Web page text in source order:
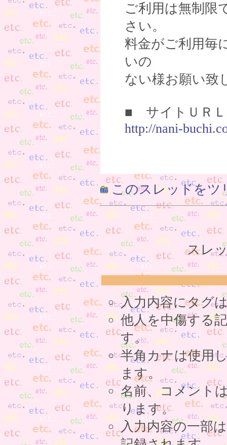
ご利用は無制限
さい。
料金がご利用毎
いの
ない様お願い致
■ サイトＵＲ
http://nani-
このスレッドをツ
スレ
入力内容にタグ
他人を中傷する
す。
半角カナは使用
ます。
名前、コメント
ります。
入力内容の一部